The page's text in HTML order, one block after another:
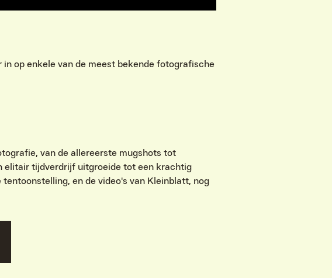
op enkele van de meest bekende fotografische
van de allereerste mugshots tot
elitair tijdverdrijf uitgroeide tot een krachtig
en de video's van Kleinblatt, nog